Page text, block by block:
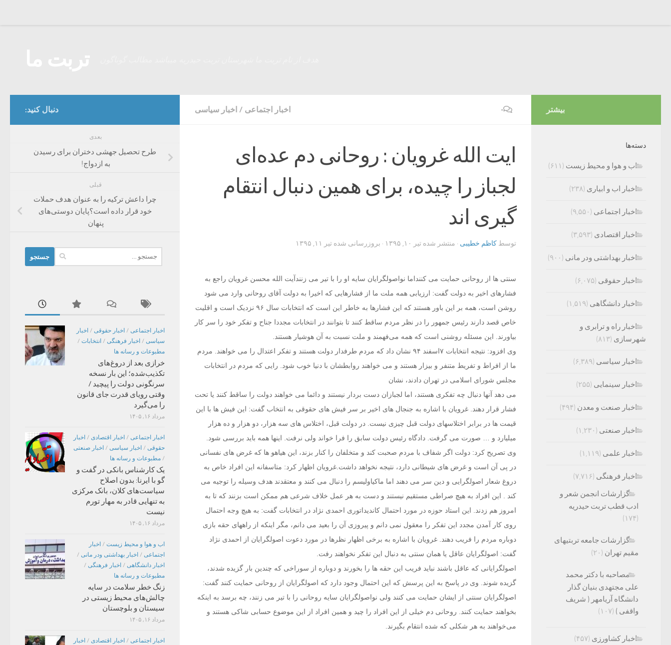
اخبار اجتماعی / اخبار سیاسی ۰
ایت الله غرویان : روحانی دم عده‌ای
لجباز را چیده، برای همین دنبال انتقام
گیری اند
توسط کاظم خطیبی · منتشر شده تیر ۱۰, ۱۳۹۵ · بروزرسانی شده تیر ۱۱, ۱۳۹۵
سنتی ها از روحانی حمایت می کننداما نواصولگرایان سایه او را با تیر می زنندآیت الله محسن غرویان راجع به
فشارهای اخیر به دولت گفت: ارزیابی همه ملت ما از فشارهایی که اخیرا به دولت آقای روحانی وارد می شود
روشن است، همه بر این باور هستند که این فشارها به خاطر این است که انتخابات سال ۹۶ نزدیک است و اقلیت
خاص قصد دارند رئیس جمهور را در نظر مردم ساقط کنند تا بتوانند در انتخابات مجددا جناح و تفکر خود را سر کار
بیاورند. این مسئله روشنی است که همه می‌فهمند و ملت نسبت به آن هوشیار هستند.
وی افزود: نتیجه انتخابات ۷اسفند ۹۴ نشان داد که مردم طرفدار دولت هستند و تفکر اعتدال را می خواهند. مردم
ما از افراط و تفریط متنفر و بیزار هستند و می خواهند روابطشان با دنیا خوب شود. رایی که مردم در انتخابات
مجلس شورای اسلامی در تهران دادند، نشان
می دهد آنها دنبال چه تفکری هستند، اما لجبازان دست بردار نیستند و دائما می خواهند دولت را ساقط کنند یا تحت
فشار قرار دهند. غرویان با اشاره به جنجال های اخیر بر سر فیش های حقوقی به انتخاب گفت: این فیش ها با این
قیمت ها در برابر اختلاسهای دولت قبل چیزی نیست. در دولت قبل، اختلاس های سه هزار، دو هزار و ده هزار
میلیارد و … صورت می گرفت. دادگاه رئیس دولت سابق را فرا خواند ولی نرفت. اینها همه باید بررسی شود.
وی تصریح کرد: دولت اگر شفاف با مردم صحبت کند و متخلفان را کنار بزند، این هیاهو ها که غرض های نفسانی
در پی آن است و غرض های شیطانی دارد، نتیجه نخواهد داشت.غرویان اظهار کرد: متاسفانه این افراد خاص به
دروغ شعار اصولگرایی و دین سر می دهند اما ماکیاولیسم را دنبال می کنند و معتقدند هدف وسیله را توجیه می
کند . این افراد به هیچ صراطی مستقیم نیستند و دست به هر عمل خلاف شرعی هم ممکن است بزنند که تا به
امروز هم زدند. این استاد حوزه در مورد احتمال کاندیداتوری احمدی نژاد در انتخابات گفت: به هیچ وجه احتمال
روی کار آمدن مجدد این تفکر را معقول نمی دانم و پیروزی آن را بعید می دانم، مگر اینکه از راههای حقه بازی
دوباره مردم را فریب دهند. غرویان با اشاره به برخی اظهار نظرها در مورد دعوت اصولگرایان از احمدی نژاد
گفت: اصولگرایان عاقل یا همان سنتی به دنبال این تفکر نخواهند رفت.
اصولگرایانی که عاقل باشند نباید فریب این حقه ها را بخورند و دوباره از سوراخی که چندین بار گزیده شدند،
گزیده شوند. وی در پاسخ به این پرسش که این احتمال وجود دارد که اصولگرایان از روحانی حمایت کنند گفت:
اصولگرایان سنتی از ایشان حمایت می کنند ولی نواصولگرایان سایه روحانی را با تیر می زنند، چه برسد به اینکه
بخواهند حمایت کنند. روحانی دم خیلی از این افراد را چید و همین افراد از این موضوع حسابی شاکی هستند و
می‌خواهند به هر شکلی که شده انتقام بگیرند.
دنبال کنید:
بعدی
طرح تحصیل جهشی دختران برای رسیدن
به ازدواج!
قبلی
چرا داعش ترکیه را به عنوان هدف حملات
خود قرار داده است؟پایان دوستی‌های
پنهان
برای:
اخبار اجتماعی / اخبار حقوقی / اخبار
سیاسی / اخبار فرهنگی / انتخابات /
مطبوعات و رسانه ها
خرازی بعد از دروغ‌های
تکذیب‌شده؛ این بار نسخه
سرنگونی دولت را پیچید /
وقتی رویای قدرت جای قانون
را می‌گیرد
مرداد ۱۶, ۱۴۰۵
اخبار اجتماعی / اخبار اقتصادی / اخبار
حقوقی / اخبار سیاسی / اخبار صنعتی
/ مطبوعات و رسانه ها
یک کارشناس بانکی در گفت و
گو با ایرنا: بدون اصلاح
سیاست‌های کلان، بانک مرکزی
به تنهایی قادر به مهار تورم
نیست
مرداد ۱۶, ۱۴۰۵
اب و هوا و محیط زیست / اخبار
اجتماعی / اخبار بهداشتی ودر مانی /
اخبار دانشگاهی / اخبار فرهنگی /
مطبوعات و رسانه ها
زنگ خطر سلامت در سایه
چالش‌های محیط زیستی در
سیستان و بلوچستان
مرداد ۱۶, ۱۴۰۵
اخبار اجتماعی / اخبار اقتصادی / اخبار
بیشتر
دسته‌ها
اب و هوا و محیط زیست (۶۱۱)
اخبار اب و ابیاری (۲۳۸)
اخبار اجتماعی (۹,۵۵۰)
اخبار اقتصادی (۳,۵۹۳)
اخبار بهداشتی ودر مانی (۹۰۰)
اخبار حقوقی (۶,۰۷۵)
اخبار دانشگاهی (۱,۵۱۹)
اخبار راه و ترابری و
شهرسازی (۸۱۳)
اخبار سیاسی (۶,۳۸۹)
اخبار سینمایی (۲۵۵)
اخبار صنعت و معدن (۴۹۴)
اخبار صنعتی (۱,۲۳۰)
اخبار علمی (۱,۱۱۹)
اخبار فرهنگی (۷,۷۱۶)
گزارشات انجمن شعر و
ادب قطب تربت حیدریه
(۱۷۴)
گزارشات جامعه تربتیهای
مقیم تهران (۲۰)
مصاحبه با دکتر محمد
علی مجتهدی بنیان گذار
دانشگاه آریامهر ( شریف
واقفی ) (۱۰۷)
اخبار کشاورزی (۴۵۷)